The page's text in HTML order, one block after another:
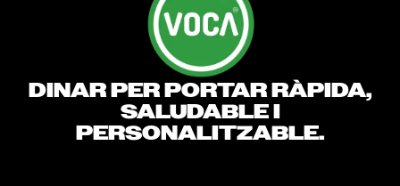
DINAR PER PORTAR RÀPIDA,
SALUDABLE I
PERSONALITZABLE.